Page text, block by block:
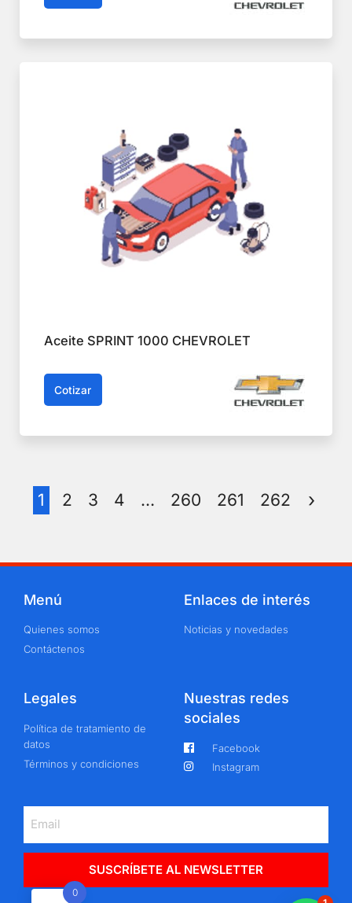
Aceite SPRINT 1000 CHEVROLET
Cotizar
1 2 3 4 … 260 261 262
Menú
Quienes somos
Contáctenos
Enlaces de interés
Noticias y novedades
Legales
Política de tratamiento de
datos
Términos y condiciones
Nuestras redes
sociales
Facebook
Instagram
SUSCRÍBETE AL NEWSLETTER
0